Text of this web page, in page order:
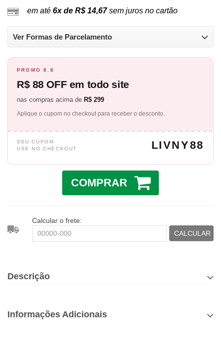
em até 6x de R$ 14,67sem juros no cartão
Ver Formas de Parcelamento
PROMO 8.8
R$ 88 OFF em todo site
nas compras acima de R$ 299
Aplique o cupom no checkout para receber o desconto.
SEU CUPOM
USE NO CHECKOUT
LIVNY88
COMPRAR
Calcular o frete:
CALCULAR
Descrição
Informações Adicionais